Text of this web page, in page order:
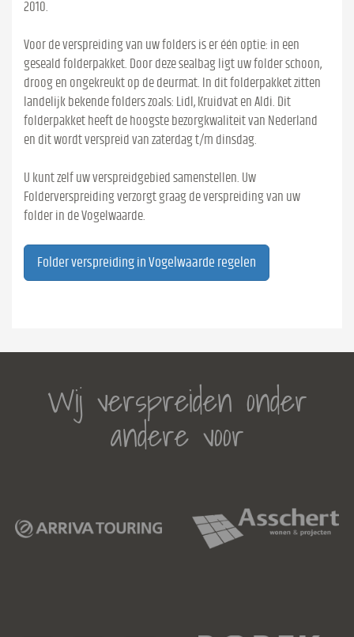
2010.
Voor de verspreiding van uw folders is er één optie: in een
geseald folderpakket. Door deze sealbag ligt uw folder schoon,
droog en ongekreukt op de deurmat. In dit folderpakket zitten
landelijk bekende folders zoals: Lidl, Kruidvat en Aldi. Dit
folderpakket heeft de hoogste bezorgkwaliteit van Nederland
en dit wordt verspreid van zaterdag t/m dinsdag.
U kunt zelf uw verspreidgebied samenstellen. Uw
Folderverspreiding verzorgt graag de verspreiding van uw
folder in de Vogelwaarde.
Folder verspreiding in Vogelwaarde regelen
Wij verspreiden onder
andere voor